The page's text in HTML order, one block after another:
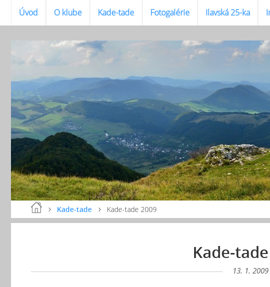
Úvod O klube Kade-tade Fotogalérie Ilavská 25-ka
Kade-tade Kade-tade 2009
Kade-
13. 1. 2009